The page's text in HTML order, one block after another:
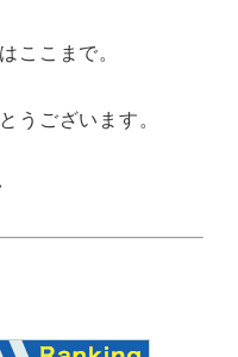
ここまで。
うございます。